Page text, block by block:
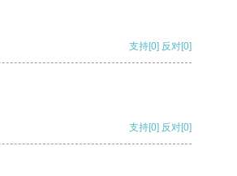
支持[0] 反对[0]
支持[0] 反对[0]